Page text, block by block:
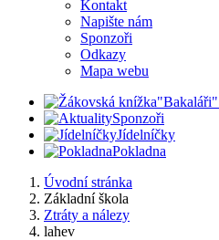
Kontakt
Napište nám
Sponzoři
Odkazy
Mapa webu
Sponzoři
Jídelníčky
Pokladna
Úvodní stránka
Základní škola
Ztráty a nálezy
lahev